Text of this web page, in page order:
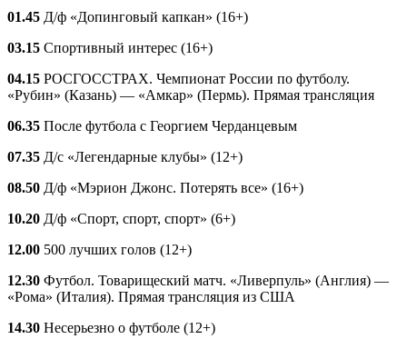
01.45 Д/ф «Допинговый капкан» (16+)
03.15 Спортивный интерес (16+)
04.15 РОСГОССТРАХ. Чемпионат России по футболу.
«Рубин» (Казань) — «Амкар» (Пермь). Прямая трансляция
06.35 После футбола с Георгием Черданцевым
07.35 Д/с «Легендарные клубы» (12+)
08.50 Д/ф «Мэрион Джонс. Потерять все» (16+)
10.20 Д/ф «Спорт, спорт, спорт» (6+)
12.00 500 лучших голов (12+)
12.30 Футбол. Товарищеский матч. «Ливерпуль» (Англия) —
«Рома» (Италия). Прямая трансляция из США
14.30 Несерьезно о футболе (12+)